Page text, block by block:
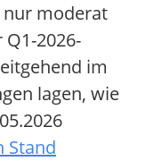
nur moderat
2026-
im
lagen, wie
Stand